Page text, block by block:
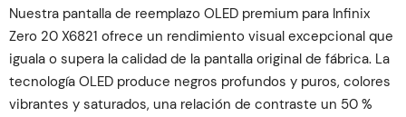
Nuestra pantalla de reemplazo OLED premium para Infinix
Zero 20 X6821 ofrece un rendimiento visual excepcional que
iguala o supera la calidad de la pantalla original de fábrica. La
tecnología OLED produce negros profundos y puros, colores
vibrantes y saturados, una relación de contraste un 50 %